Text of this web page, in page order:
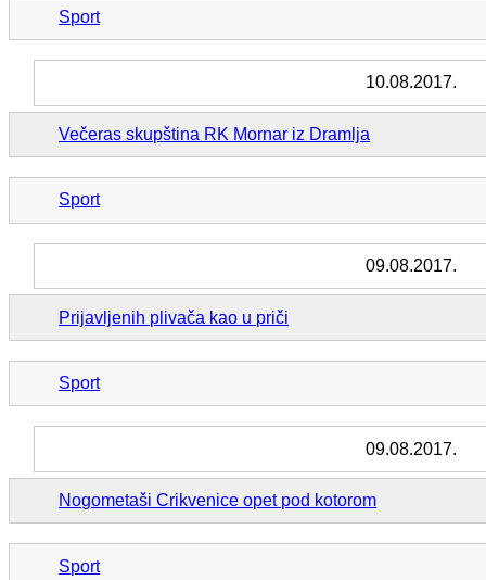
Sport
10.08.2017.
Večeras skupština RK Mornar iz Dramlja
Sport
09.08.2017.
Prijavljenih plivača kao u priči
Sport
09.08.2017.
Nogometaši Crikvenice opet pod kotorom
Sport